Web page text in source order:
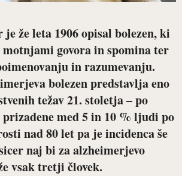
že leta 1906 opisal bolezen, ki
govora in spomina ter
in razumevanju.
bolezen predstavlja eno
težav 21. stoletja – po
med 5 in 10 % ljudi po
nad 80 let pa je incidenca še
naj bi za alzheimerjevo
vsak tretji človek.